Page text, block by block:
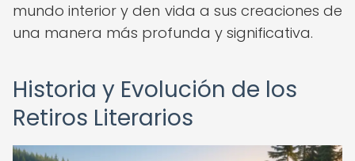
mundo interior y den vida a sus creaciones de
una manera más profunda y significativa.
Historia y Evolución de los
Retiros Literarios